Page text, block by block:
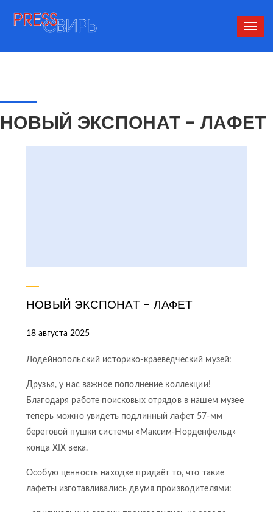
НОВЫЙ ЭКСПОНАТ - ЛАФЕТ
НОВЫЙ ЭКСПОНАТ - ЛАФЕТ
18 августа 2025
Лодейнопольский историко-краеведческий музей:
Друзья, у нас важное пополнение коллекции!
Благодаря работе поисковых отрядов в нашем музее
теперь можно увидеть подлинный лафет 57-мм
береговой пушки системы «Максим-Норденфельд»
конца XIX века.
Особую ценность находке придаёт то, что такие
лафеты изготавливались двумя производителями: